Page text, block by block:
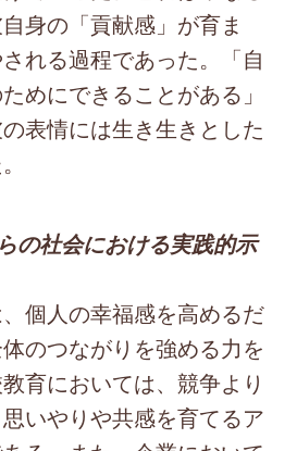
身の「貢献感」が育ま
れる過程であった。「自
めにできることがある」
表情には生き生きとした
の社会における実践的示
個人の幸福感を高めるだ
のつながりを強める力を
育においては、競争より
いやりや共感を育てるア